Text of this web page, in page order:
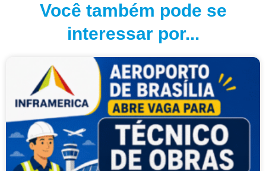
Você também pode se
interessar por...